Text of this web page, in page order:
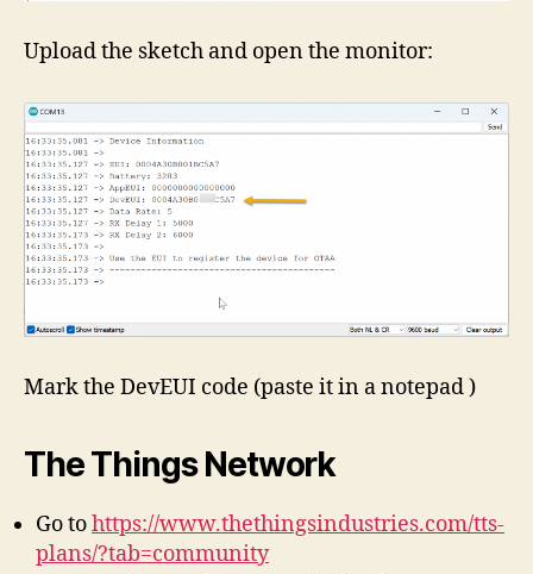
Upload the sketch and open the monitor:
Mark the DevEUI code (paste it in a notepad )
The Things Network
Go tohttps://www.thethingsindustries.com/tts-
plans/?tab=community